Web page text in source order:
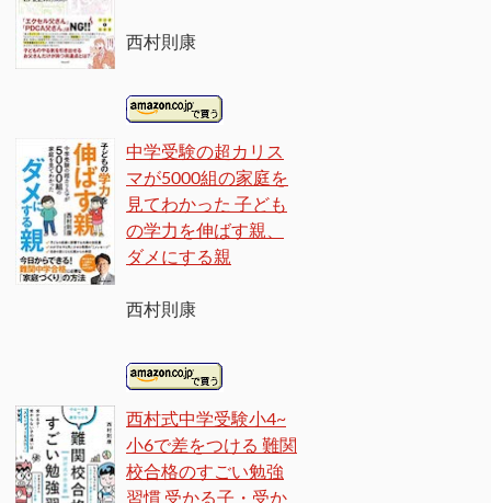
西村則康
中学受験の超カリス
マが5000組の家庭を
見てわかった 子ども
の学力を伸ばす親、
ダメにする親
西村則康
西村式中学受験小4~
小6で差をつける 難関
校合格のすごい勉強
習慣 受かる子・受か